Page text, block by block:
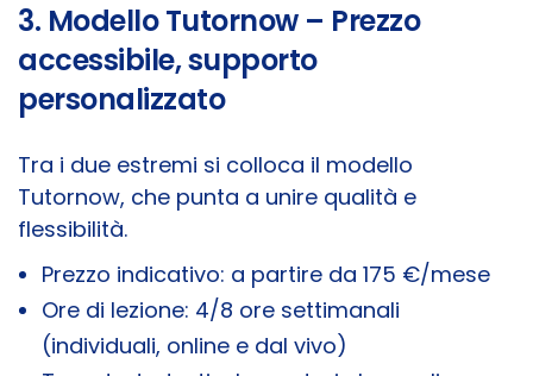
3. Modello Tutornow – Prezzo
accessibile, supporto
personalizzato
Tra i due estremi si colloca il modello
Tutornow, che punta a unire qualità e
flessibilità.
Prezzo indicativo: a partire da 175 €/mese
Ore di lezione: 4/8 ore settimanali
(individuali, online e dal vivo)